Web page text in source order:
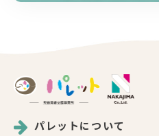
パレットについて